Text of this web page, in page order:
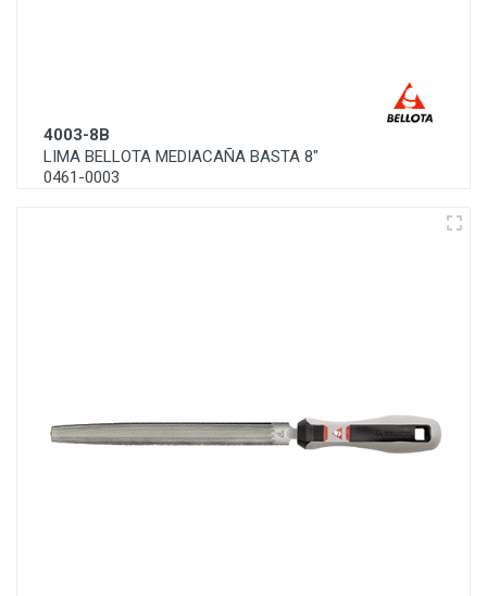
4003-8B
LIMA BELLOTA MEDIACAÑA BASTA 8"
0461-0003